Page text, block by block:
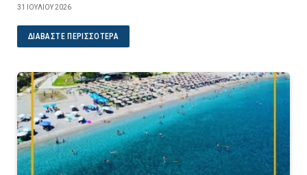
31 ΙΟΥΛΊΟΥ 2026
ΔΙΑΒΆΣΤΕ ΠΕΡΙΣΣΌΤΕΡΑ